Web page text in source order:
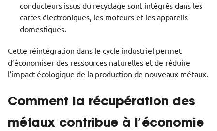
conducteurs issus du recyclage sont intégrés dans les
cartes électroniques, les moteurs et les appareils
domestiques.
Cette réintégration dans le cycle industriel permet
d’économiser des ressources naturelles et de réduire
l’impact écologique de la production de nouveaux métaux.
Comment la récupération des
métaux contribue à l’économie